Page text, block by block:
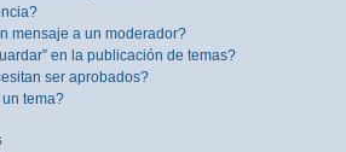
mensaje a un moderador?
en la publicación de temas?
ser aprobados?
tema?